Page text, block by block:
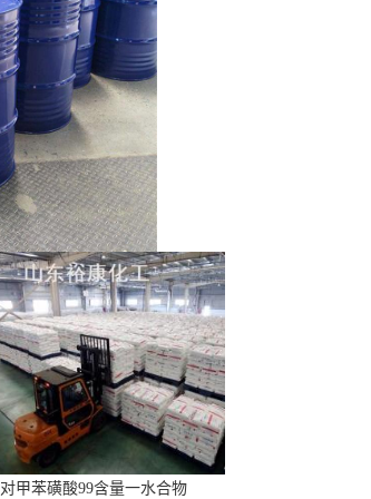
对甲苯磺酸99含量一水合物